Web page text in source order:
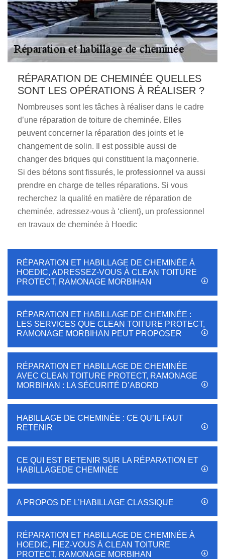
RÉPARATION DE CHEMINÉE QUELLES
SONT LES OPÉRATIONS À RÉALISER ?
Nombreuses sont les tâches à réaliser dans le cadre
d’une réparation de toiture de cheminée. Elles
peuvent concerner la réparation des joints et le
changement de solin. Il est possible aussi de
changer des briques qui constituent la maçonnerie.
Si des bétons sont fissurés, le professionnel va aussi
prendre en charge de telles réparations. Si vous
recherchez la qualité en matière de réparation de
cheminée, adressez-vous à ‘client}, un professionnel
en travaux de cheminée à Hoedic
RÉPARATION ET HABILLAGE DE CHEMINÉE À
HOEDIC, ADRESSEZ-VOUS À CLEAN TOITURE
PROTECT, RAMONAGE MORBIHAN
RÉPARATION ET HABILLAGE DE CHEMINÉE :
LES SERVICES QUE CLEAN TOITURE PROTECT,
RAMONAGE MORBIHAN PEUT PROPOSER
RÉPARATION ET HABILLAGE DE CHEMINÉE
AVEC CLEAN TOITURE PROTECT, RAMONAGE
MORBIHAN : LA SÉCURITÉ D’ABORD
HABILLAGE DE CHEMINÉE : CE QU’IL FAUT
RETENIR
CE QUI EST RETENIR SUR LA RÉPARATION ET
HABILLAGEDE CHEMINÉE
A PROPOS DE L’HABILLAGE CLASSIQUE
RÉPARATION ET HABILLAGE DE CHEMINÉE À
HOEDIC, FIEZ-VOUS À CLEAN TOITURE
PROTECT, RAMONAGE MORBIHAN